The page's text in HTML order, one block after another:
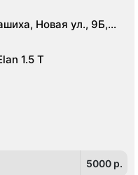
Новая ул., 9Б,
1.5 Т
5000 p.